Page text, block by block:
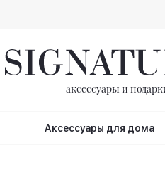
аксессуары и
Аксессуары для дома